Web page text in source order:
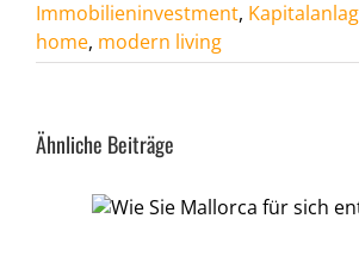
Immobilieninvestment,
home, modern living
Ähnliche Beiträge